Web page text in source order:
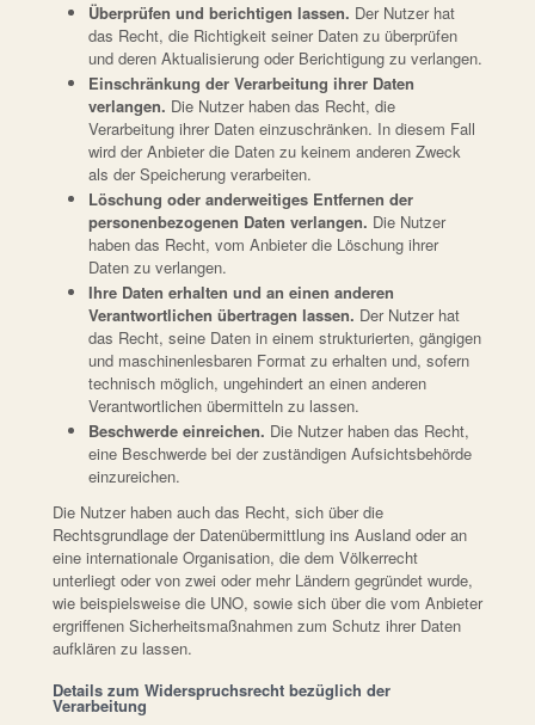
Überprüfen und berichtigen lassen. Der Nutzer hat
das Recht, die Richtigkeit seiner Daten zu überprüfen
und deren Aktualisierung oder Berichtigung zu verlangen.
Einschränkung der Verarbeitung ihrer Daten
verlangen. Die Nutzer haben das Recht, die
Verarbeitung ihrer Daten einzuschränken. In diesem Fall
wird der Anbieter die Daten zu keinem anderen Zweck
als der Speicherung verarbeiten.
Löschung oder anderweitiges Entfernen der
personenbezogenen Daten verlangen. Die Nutzer
haben das Recht, vom Anbieter die Löschung ihrer
Daten zu verlangen.
Ihre Daten erhalten und an einen anderen
Verantwortlichen übertragen lassen. Der Nutzer hat
das Recht, seine Daten in einem strukturierten, gängigen
und maschinenlesbaren Format zu erhalten und, sofern
technisch möglich, ungehindert an einen anderen
Verantwortlichen übermitteln zu lassen.
Beschwerde einreichen. Die Nutzer haben das Recht,
eine Beschwerde bei der zuständigen Aufsichtsbehörde
einzureichen.
Die Nutzer haben auch das Recht, sich über die
Rechtsgrundlage der Datenübermittlung ins Ausland oder an
eine internationale Organisation, die dem Völkerrecht
unterliegt oder von zwei oder mehr Ländern gegründet wurde,
wie beispielsweise die UNO, sowie sich über die vom Anbieter
ergriffenen Sicherheitsmaßnahmen zum Schutz ihrer Daten
aufklären zu lassen.
Details zum Widerspruchsrecht bezüglich der
Verarbeitung